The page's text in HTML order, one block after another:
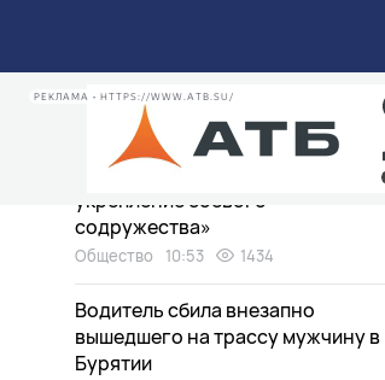
РЕКЛАМА • HTTPS://WWW.ATB.SU/
Экология 11:20
Военнослужащего из Бурятии
наградили медалью «За
укрепление боевого
содружества»
Общество 10:53 1434
Водитель сбила внезапно
вышедшего на трассу мужчину в
Бурятии